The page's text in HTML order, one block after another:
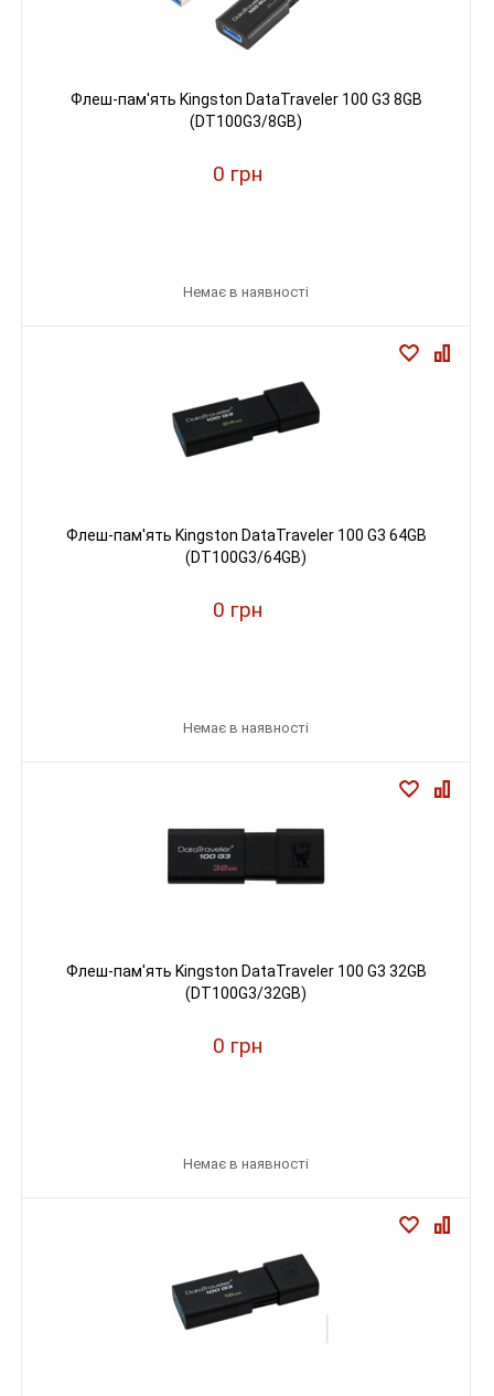
Флеш-пам'ять Kingston DataTraveler 100 G3 8GB
(DT100G3/8GB)
0 грн
Немає в наявності
Флеш-пам'ять Kingston DataTraveler 100 G3 64GB
(DT100G3/64GB)
0 грн
Немає в наявності
Флеш-пам'ять Kingston DataTraveler 100 G3 32GB
(DT100G3/32GB)
0 грн
Немає в наявності